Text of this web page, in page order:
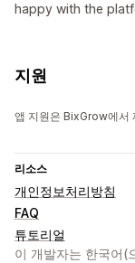
happy with the
지원
앱 지원은 BixGrow에서
리소스
개인정보처리방침
FAQ
튜토리얼
이 개발자는 한국어(